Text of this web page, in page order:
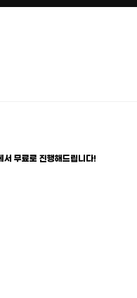
무료로 진행해드립니다!